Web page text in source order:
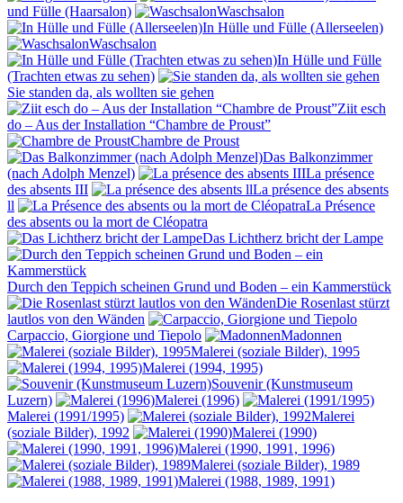
und Fülle (Haarsalon)
Waschsalon
In Hülle und Fülle (Allerseelen)
Waschsalon
In Hülle und Fülle
(Trachten etwas zu sehen)
Sie standen da, als wollten sie gehen
Ziit esch
do – Aus der Installation “Chambre de Proust”
Chambre de Proust
Das Balkonzimmer
(nach Adolph Menzel)
La présence
des absents III
La présence des absents
ll
La Présence
des absents ou la mort de Cléopatra
Das Lichtherz bricht der Lampe
Durch den Teppich scheinen Grund und Boden – ein Kammerstück
Die Rosenlast stürzt
lautlos von den Wänden
Carpaccio, Giorgione und Tiepolo
Madonnen
Malerei (soziale Bilder), 1995
Malerei (1994, 1995)
Souvenir (Kunstmuseum
Luzern)
Malerei (1996)
Malerei (1991/1995)
Malerei
(soziale Bilder), 1992
Malerei (1990)
Malerei (1990, 1991, 1996)
Malerei (soziale Bilder), 1989
Malerei (1988, 1989, 1991)